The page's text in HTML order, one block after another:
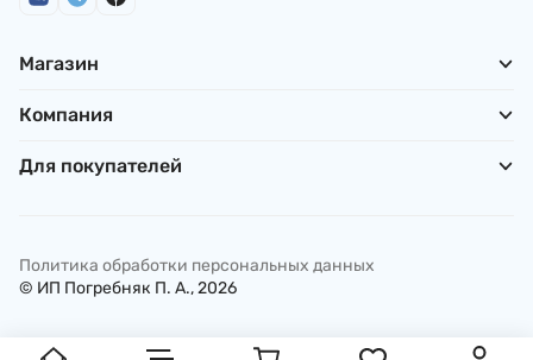
Магазин
Компания
Для покупателей
© ИП Погребняк П. А., 2026
Политика обработки персональных данных